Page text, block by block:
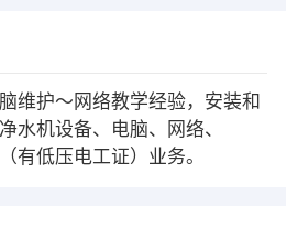
维护～网络教学经验，安装和
水机设备、电脑、网络、
有低压电工证）业务。